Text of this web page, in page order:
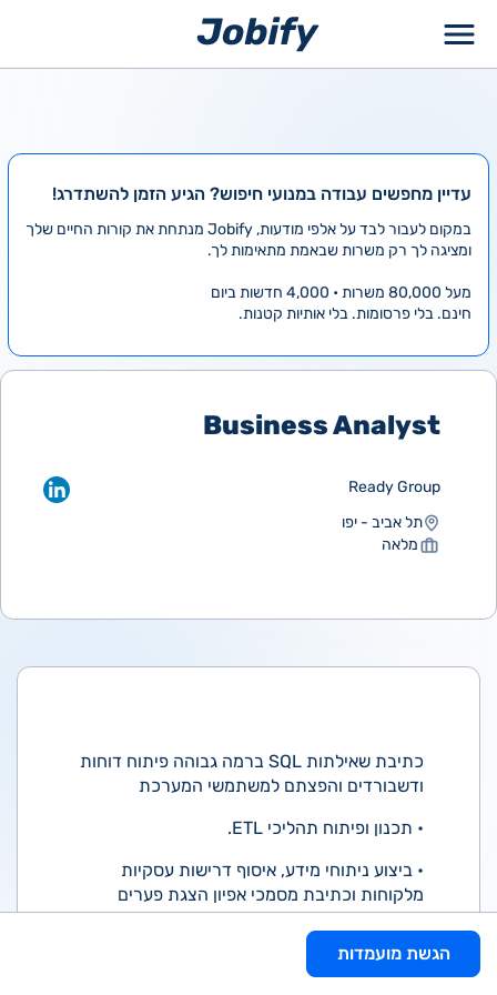
עדיין מחפשים עבודה במנועי חיפוש? הגיע הזמן להשתדרג!
במקום לעבור לבד על אלפי מודעות, Jobify מנתחת את קורות החיים שלך
ומציגה לך רק משרות שבאמת מתאימות לך.
מעל 80,000 משרות • 4,000 חדשות ביום
חינם. בלי פרסומות. בלי אותיות קטנות.
Business Analyst
Ready Group
תל אביב - יפו
מלאה
כתיבת שאילתות SQL ברמה גבוהה פיתוח דוחות
ודשבורדים והפצתם למשתמשי המערכת
• תכנון ופיתוח תהליכי ETL.
• ביצוע ניתוחי מידע, איסוף דרישות עסקיות
מלקוחות וכתיבת מסמכי אפיון הצגת פערים
ודרכים לטיפול.
• עבודה במקביל מול גורמים טכניים ואנשי
הגשת מועמדות